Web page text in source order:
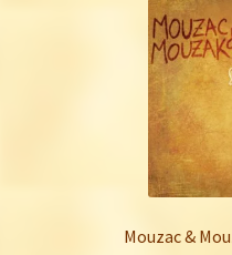
Mouzac &